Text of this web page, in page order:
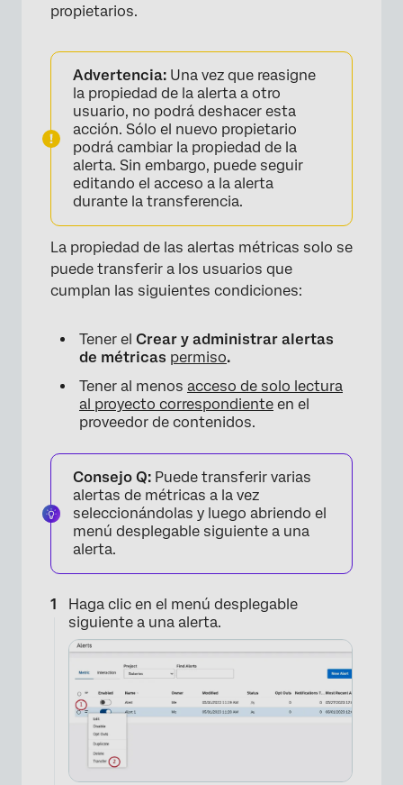
propietarios.
Advertencia: Una vez que reasigne
la propiedad de la alerta a otro
usuario, no podrá deshacer esta
acción. Sólo el nuevo propietario
podrá cambiar la propiedad de la
alerta. Sin embargo, puede seguir
editando el acceso a la alerta
durante la transferencia.
La propiedad de las alertas métricas solo se
puede transferir a los usuarios que
cumplan las siguientes condiciones:
Tener el Crear y administrar alertas
de métricas permiso.
Tener al menos acceso de solo lectura
al proyecto correspondiente en el
proveedor de contenidos.
Consejo Q: Puede transferir varias
alertas de métricas a la vez
seleccionándolas y luego abriendo el
menú desplegable siguiente a una
alerta.
Haga clic en el menú desplegable
siguiente a una alerta.